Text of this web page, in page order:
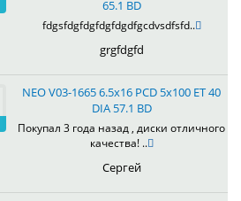
65.1 BD
fdgsfdgfdgfdgfdgdfgcdvsdfsfd..
grgfdgfd
NEO V03-1665 6.5x16 PCD 5x100 ET 40
DIA 57.1 BD
Покупал 3 года назад , диски отличного
качества! ..
Сергей